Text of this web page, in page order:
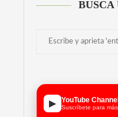
BUSCA
▶ YouTube Channel
Suscríbete para